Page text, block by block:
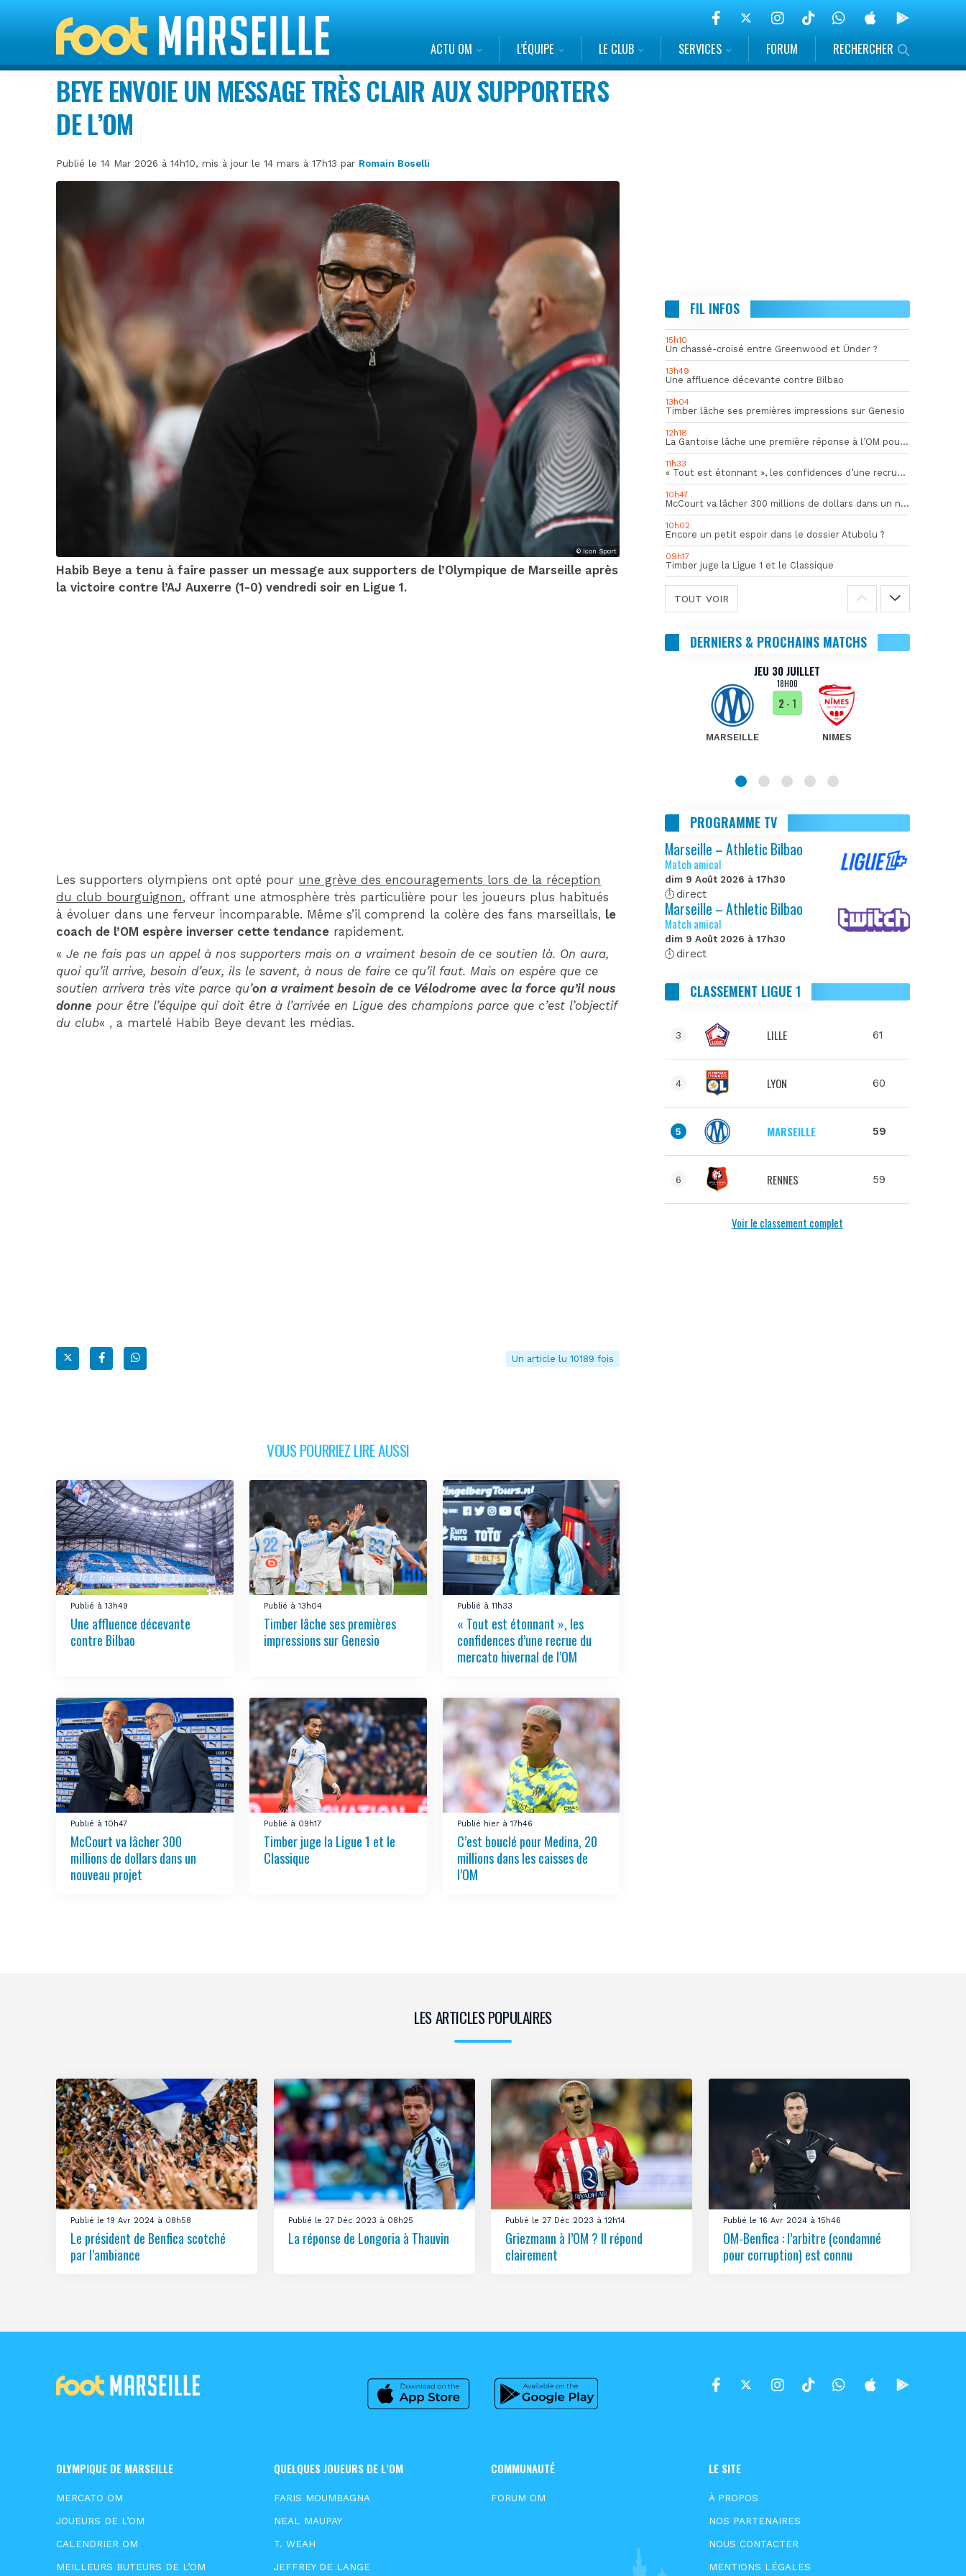
ACTU OM L’ÉQUIPE LE CLUB SERVICES FORUM RECHERCHER
BEYE ENVOIE UN MESSAGE TRÈS CLAIR AUX SUPPORTERS
DE L’OM
Publié le 14 Mar 2026 à 14h10, mis à jour le 14 mars à 17h13 par Romain Boselli
© Icon Sport
Habib Beye a tenu à faire passer un message aux supporters de l’Olympique de Marseille après
la victoire contre l’AJ Auxerre (1-0) vendredi soir en Ligue 1.
Les supporters olympiens ont opté pour une grève des encouragements lors de la réception
du club bourguignon, offrant une atmosphère très particulière pour les joueurs plus habitués
à évoluer dans une ferveur incomparable. Même s’il comprend la colère des fans marseillais, le
coach de l’OM espère inverser cette tendance rapidement.
«Je ne fais pas un appel à nos supporters mais on a vraiment besoin de ce soutien là. On aura,
quoi qu’il arrive, besoin d’eux, ils le savent, à nous de faire ce qu’il faut. Mais on espère que ce
soutien arrivera très vite parce qu’on a vraiment besoin de ce Vélodrome avec la force qu’il nous
donne pour être l’équipe qui doit être à l’arrivée en Ligue des champions parce que c’est l’objectif
du club« , a martelé Habib Beye devant les médias.
Un article lu 10189 fois
VOUS POURRIEZ LIRE AUSSI
Publié à 13h49
Une affluence décevante
contre Bilbao
Publié à 13h04
Timber lâche ses premières
impressions sur Genesio
Publié à 11h33
« Tout est étonnant », les
confidences d’une recrue du
mercato hivernal de l’OM
Publié à 10h47
McCourt va lâcher 300
millions de dollars dans un
nouveau projet
Publié à 09h17
Timber juge la Ligue 1 et le
Classique
Publié hier à 17h46
C’est bouclé pour Medina, 20
millions dans les caisses de
l’OM
FIL INFOS
15h10
Un chassé-croisé entre Greenwood et Ünder ?
13h49
Une affluence décevante contre Bilbao
13h04
Timber lâche ses premières impressions sur Genesio
12h18
La Gantoise lâche une première réponse à l’OM pour Goore
11h33
« Tout est étonnant », les confidences d’une recrue du mercato hivernal de l’OM
10h47
McCourt va lâcher 300 millions de dollars dans un nouveau projet
10h02
Encore un petit espoir dans le dossier Atubolu ?
09h17
Timber juge la Ligue 1 et le Classique
TOUT VOIR
DERNIERS & PROCHAINS MATCHS
JEU 30 JUILLET
18H00
MARSEILLE
2- 1
NIMES
PROGRAMME TV
Marseille – Athletic Bilbao
Match amical
dim 9 Août 2026 à 17h30
direct
Marseille – Athletic Bilbao
Match amical
dim 9 Août 2026 à 17h30
direct
CLASSEMENT LIGUE 1
3 LILLE 61
4 LYON 60
5 MARSEILLE 59
6 RENNES 59
Voir le classement complet
LES ARTICLES POPULAIRES
Publié le 19 Avr 2024 à 08h58
Le président de Benfica scotché
par l’ambiance
Publié le 27 Déc 2023 à 08h25
La réponse de Longoria à Thauvin
Publié le 27 Déc 2023 à 12h14
Griezmann à l’OM ? Il répond
clairement
Publié le 16 Avr 2024 à 15h46
OM-Benfica : l’arbitre (condamné
pour corruption) est connu
OLYMPIQUE DE MARSEILLE
MERCATO OM
JOUEURS DE L’OM
CALENDRIER OM
MEILLEURS BUTEURS DE L’OM
QUELQUES JOUEURS DE L’OM
FARIS MOUMBAGNA
NEAL MAUPAY
T. WEAH
JEFFREY DE LANGE
COMMUNAUTÉ
FORUM OM
LE SITE
À PROPOS
NOS PARTENAIRES
NOUS CONTACTER
MENTIONS LÉGALES